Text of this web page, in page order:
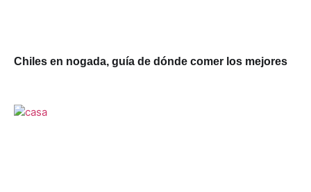
Chiles en nogada, guía de dónde comer los mejores